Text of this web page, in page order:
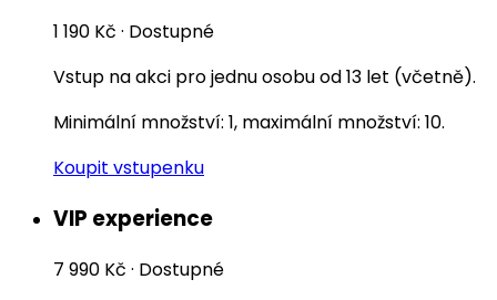
1 190 Kč · Dostupné
Vstup na akci pro jednu osobu od 13 let (včetně).
Minimální množství: 1, maximální množství: 10.
Koupit vstupenku
VIP experience
7 990 Kč · Dostupné